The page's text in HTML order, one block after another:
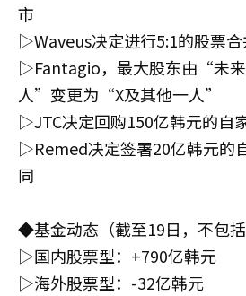
市
▷Waveus决定进行5:1的股票
▷Fantagio，最大股东由“未来
人”变更为“X及其他一人”
▷JTC决定回购150亿韩元的自
▷Remed决定签署20亿韩元的
同
◆基金动态（截至19日，不包括
▷国内股票型：+790亿韩元
▷海外股票型：-32亿韩元